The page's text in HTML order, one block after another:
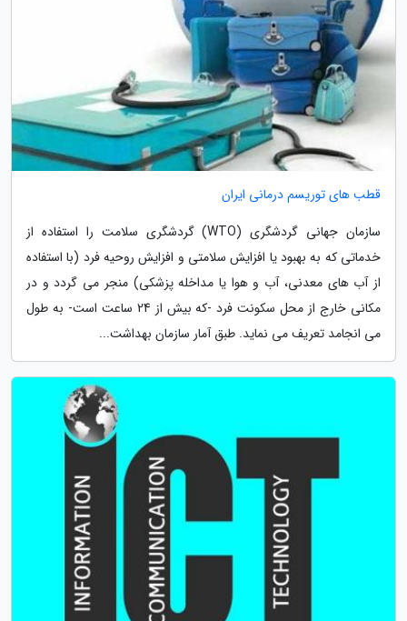
قطب های توریسم درمانی ایران
سازمان جهانی گردشگری (WTO) گردشگری سلامت را استفاده از
خدماتی که به بهبود یا افزایش سلامتی و افزایش روحیه فرد (با استفاده
از آب های معدنی، آب و هوا یا مداخله پزشکی) منجر می گردد و در
مکانی خارج از محل سکونت فرد -که بیش از 24 ساعت است- به طول
می انجامد تعریف می نماید. طبق آمار سازمان بهداشت...